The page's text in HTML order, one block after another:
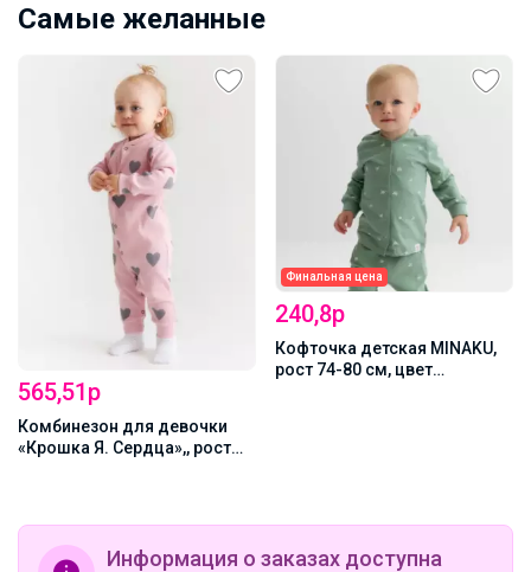
Самые желанные
Финальная цена
Кофточка детская MINAKU,
рост 74-80 см, цвет
оливковый
Хит
1 211,25р
Костюм детский: толстовка,
брюки «Крошка Я» Oranges,
Информация о заказах доступна